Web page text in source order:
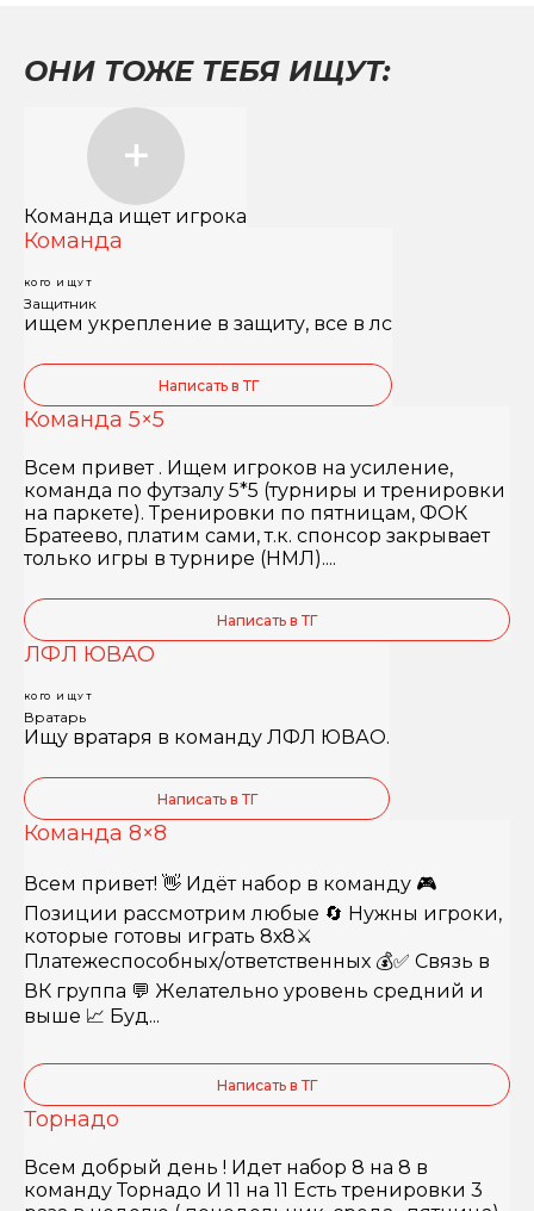
ОНИ ТОЖЕ ТЕБЯ ИЩУТ:
Команда ищет игрока
Команда
КОГО ИЩУТ
Защитник
ищем укрепление в защиту, все в лс
Написать в ТГ
Команда 5×5
Всем привет . Ищем игроков на усиление,
команда по футзалу 5*5 (турниры и тренировки
на паркете). Тренировки по пятницам, ФОК
Братеево, платим сами, т.к. спонсор закрывает
только игры в турнире (НМЛ)....
Написать в ТГ
ЛФЛ ЮВАО
КОГО ИЩУТ
Вратарь
Ищу вратаря в команду ЛФЛ ЮВАО.
Написать в ТГ
Команда 8×8
Всем привет! 👋 Идёт набор в команду 🎮
Позиции рассмотрим любые 🔄 Нужны игроки,
которые готовы играть 8х8⚔️
Платежеспособных/ответственных 💰✅ Связь в
ВК группа 💬 Желательно уровень средний и
выше 📈 Буд...
Написать в ТГ
Торнадо
Всем добрый день ! Идет набор 8 на 8 в
команду Торнадо И 11 на 11 Есть тренировки 3